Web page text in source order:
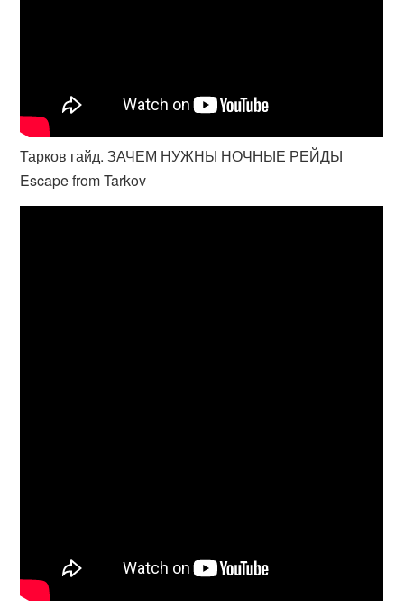
Тарков гайд. ЗАЧЕМ НУЖНЫ НОЧНЫЕ РЕЙДЫ
Escape from Tarkov